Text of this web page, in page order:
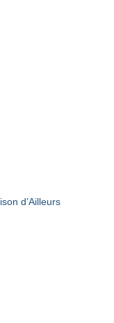
d’Ailleurs